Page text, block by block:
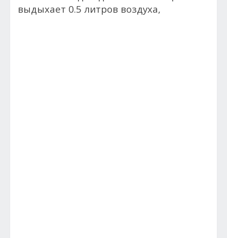
выдыхает 0.5 литров воздуха,